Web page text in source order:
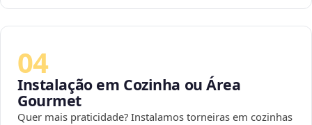
04
Instalação em Cozinha ou Área
Gourmet
Quer mais praticidade? Instalamos torneiras em cozinhas